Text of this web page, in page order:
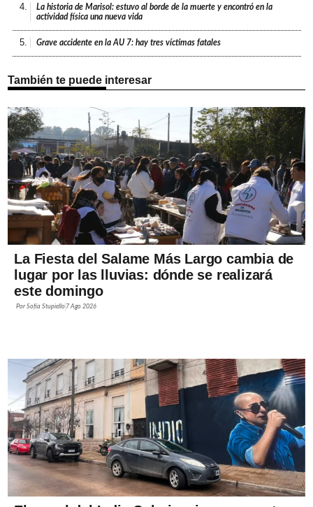
4.
La historia de Marisol: estuvo al borde de la muerte y encontró en la
actividad física una nueva vida
5. Grave accidente en la AU 7: hay tres víctimas fatales
También te puede interesar
La Fiesta del Salame Más Largo cambia de
lugar por las lluvias: dónde se realizará
este domingo
PorSofía Stupiello 7 Ago 2026